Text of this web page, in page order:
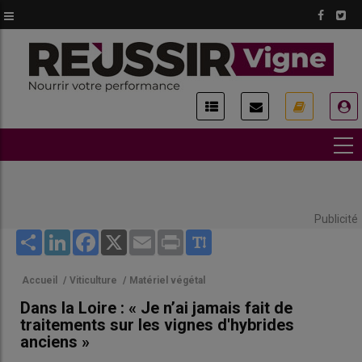
au
contenu
principal
Publicité
Share LinkedInFacebook
X Email Print
Accueil / Viticulture / Matériel végétal
Dans la Loire : « Je n’ai jamais fait de
traitements sur les vignes d'hybrides
anciens »